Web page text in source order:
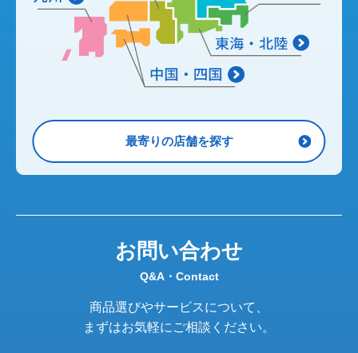
最寄りの店舗を探す
お問い合わせ
Q&A・Contact
商品選びやサービスについて、
まずはお気軽にご相談ください。